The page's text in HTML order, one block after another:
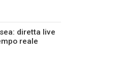
diretta live
reale